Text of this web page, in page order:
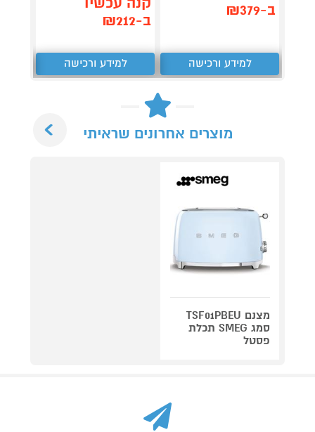
ב-₪379
למידע ורכישה
ב-₪212
למידע ורכישה
מוצרים אחרונים שראיתי
מצנם TSF01PBEU
סמג SMEG תכלת
פסטל